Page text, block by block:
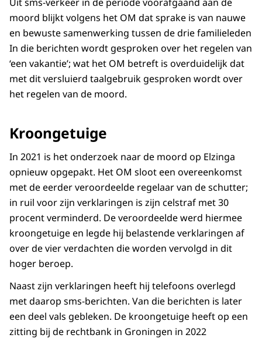
moord blijkt volgens het OM dat sprake is van nauwe
en bewuste samenwerking tussen de drie familieleden
In die berichten wordt gesproken over het regelen van
‘een vakantie’; wat het OM betreft is overduidelijk dat
met dit versluierd taalgebruik gesproken wordt over
het regelen van de moord.
Kroongetuige
In 2021 is het onderzoek naar de moord op Elzinga
opnieuw opgepakt. Het OM sloot een overeenkomst
met de eerder veroordeelde regelaar van de schutter;
in ruil voor zijn verklaringen is zijn celstraf met 30
procent verminderd. De veroordeelde werd hiermee
kroongetuige en legde hij belastende verklaringen af
over de vier verdachten die worden vervolgd in dit
hoger beroep.
Naast zijn verklaringen heeft hij telefoons overlegd
met daarop sms-berichten. Van die berichten is later
een deel vals gebleken. De kroongetuige heeft op een
zitting bij de rechtbank in Groningen in 2022